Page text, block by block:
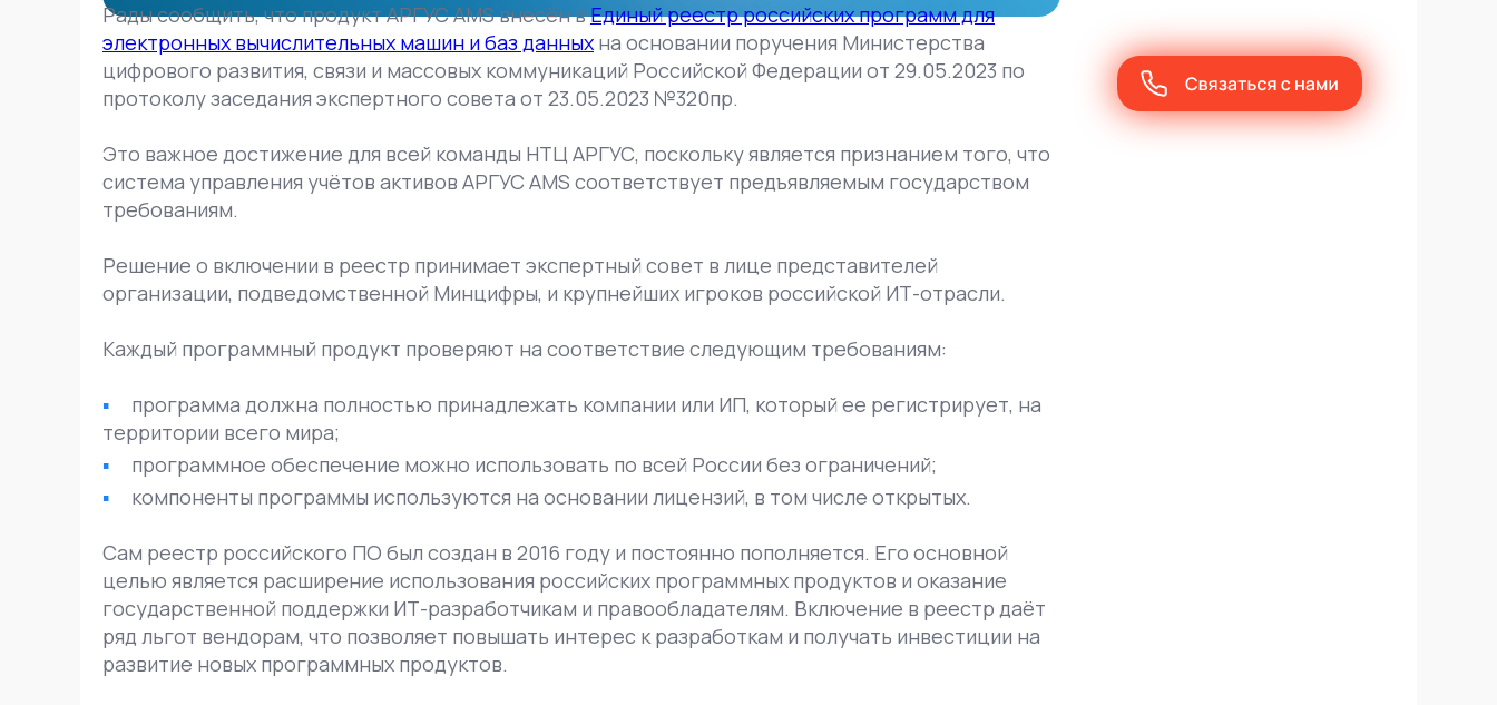
Рады сообщить, что продукт АРГУС AMS внесён вЕдиный реестр российских программ для
электронных вычислительных машин и баз данных на основании поручения Министерства
цифрового развития, связи и массовых коммуникаций Российской Федерации от 29.05.2023 по
протоколу заседания экспертного совета от 23.05.2023 №320пр.
Это важное достижение для всей команды НТЦ АРГУС, поскольку является признанием того, что
система управления учётов активов АРГУС AMS соответствует предъявляемым государством
требованиям.
Решение о включении в реестр принимает экспертный совет в лице представителей
организации, подведомственной Минцифры, и крупнейших игроков российской ИТ-отрасли.
Каждый программный продукт проверяют на соответствие следующим требованиям:
программа должна полностью принадлежать компании или ИП, который ее регистрирует, на
территории всего мира;
программное обеспечение можно использовать по всей России без ограничений;
компоненты программы используются на основании лицензий, в том числе открытых.
Сам реестр российского ПО был создан в 2016 году и постоянно пополняется. Его основной
целью является расширение использования российских программных продуктов и оказание
государственной поддержки ИТ-разработчикам и правообладателям. Включение в реестр даёт
ряд льгот вендорам, что позволяет повышать интерес к разработкам и получать инвестиции на
развитие новых программных продуктов.